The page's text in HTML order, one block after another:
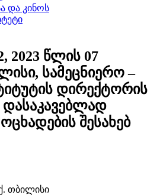
2023 წლის 07
სამეცნიერო –
დირექტორის
დასაკავებლად
შესახებ
თბილისი